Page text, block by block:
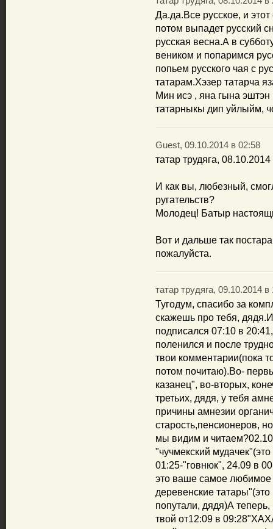
Да.да.Все русское, и
потом выпадет русский
русская весна.А в
веником и попаримся
попьем русского чая с
татарам.Хэзер татарча
Мин исэ , яна гына
татарныкы дип уйлыйм,
Guest, 09.10.2014 в 02:58
татар трудяга,
И как вы, любезный,
ругательств?
Молодец! Батыр
Вот и дальше так
пожалуйста.
татар трудяга, 09.10.2014 в
Тугодум, спасибо за
скажешь про тебя,
подписался 07:10 в
поленился и после
твои комментарии(пока
потом почитаю).Во-
казанец", во-вторых,
третьих, дядя, у тебя
причины амнезии
старость,пенсионеров,
мы видим и
"чучмекский
01:25-"говнюк", 24.09 в
это ваше самое любимое
деревенские
попутали, дядя)А
твой от12:09 в